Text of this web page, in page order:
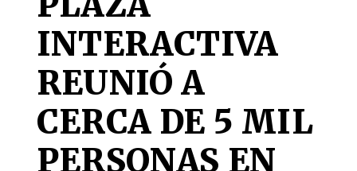
INTERACTIVA
REUNIÓ A
CERCA DE 5 MIL
PERSONAS EN